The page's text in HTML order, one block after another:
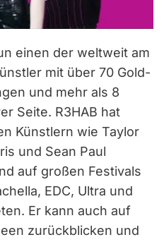
einen der weltweit am
mit über 70 Gold-
und mehr als 8
Seite. R3HAB hat
Künstlern wie Taylor
und Sean Paul
auf großen Festivals
EDC, Ultra und
Er kann auch auf
zurückblicken und